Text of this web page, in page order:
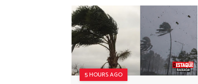
5 HOURS AGO